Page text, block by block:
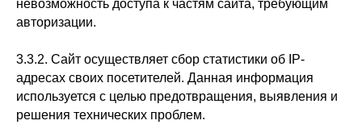
невозможность доступа к частям сайта, требующим
авторизации.
3.3.2. Сайт осуществляет сбор статистики об IP-
адресах своих посетителей. Данная информация
используется с целью предотвращения, выявления и
решения технических проблем.